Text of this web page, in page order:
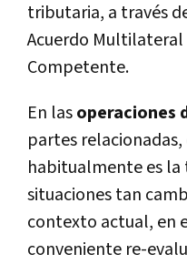
tributaria, a través
Acuerdo Multilateral
Competente.
En lasoperaciones
partes
habitualmente es la
situaciones tan
contexto actual, en
conveniente re-